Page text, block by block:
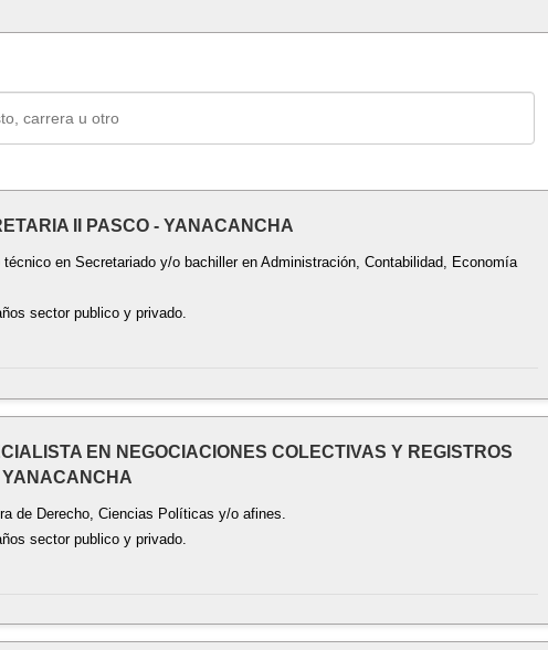
II PASCO - YANACANCHA
en Secretariado y/o bachiller en Administración, Contabilidad, Economía
sector publico y privado.
EN NEGOCIACIONES COLECTIVAS Y REGISTROS
de Derecho, Ciencias Políticas y/o afines.
sector publico y privado.